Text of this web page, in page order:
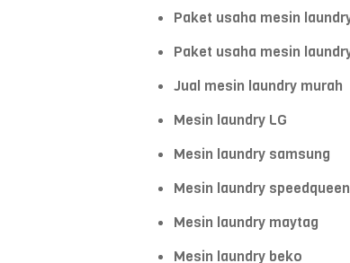
Paket usaha mesin
Paket usaha mesin
Jual mesin laundry murah
Mesin laundry LG
Mesin laundry samsung
Mesin laundry speedqueen
Mesin laundry maytag
Mesin laundry beko